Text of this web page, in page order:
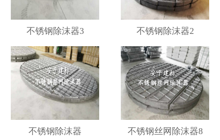
不锈钢除沫器3 不锈钢除沫器2
不锈钢除沫器 不锈钢丝网除沫器8